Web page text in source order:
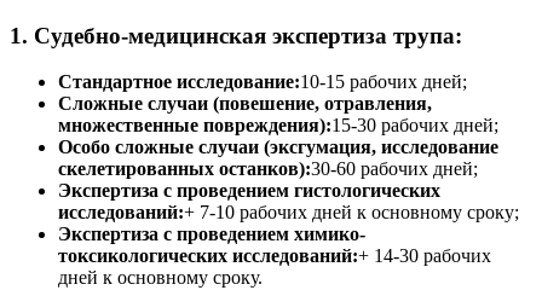
1. Судебно-медицинская экспертиза трупа:
Стандартное исследование:10-15 рабочих дней;
Сложные случаи (повешение, отравления,
множественные повреждения):15-30 рабочих дней;
Особо сложные случаи (эксгумация, исследование
скелетированных останков):30-60 рабочих дней;
Экспертиза с проведением гистологических
исследований:+ 7-10 рабочих дней к основному сроку;
Экспертиза с проведением химико-
токсикологических исследований:+ 14-30 рабочих
дней к основному сроку.